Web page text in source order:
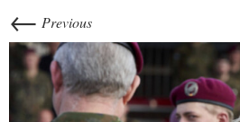
← Previous